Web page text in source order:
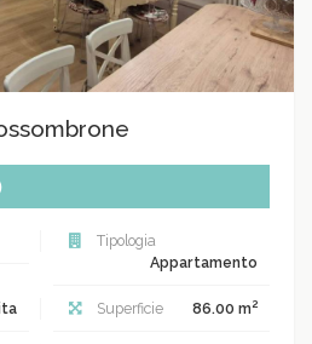
Tipologia
Appartamento
Superficie 86.00 m2